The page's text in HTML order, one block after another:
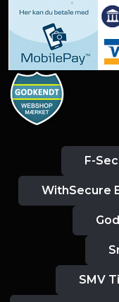
F-
WithSecure
SMV